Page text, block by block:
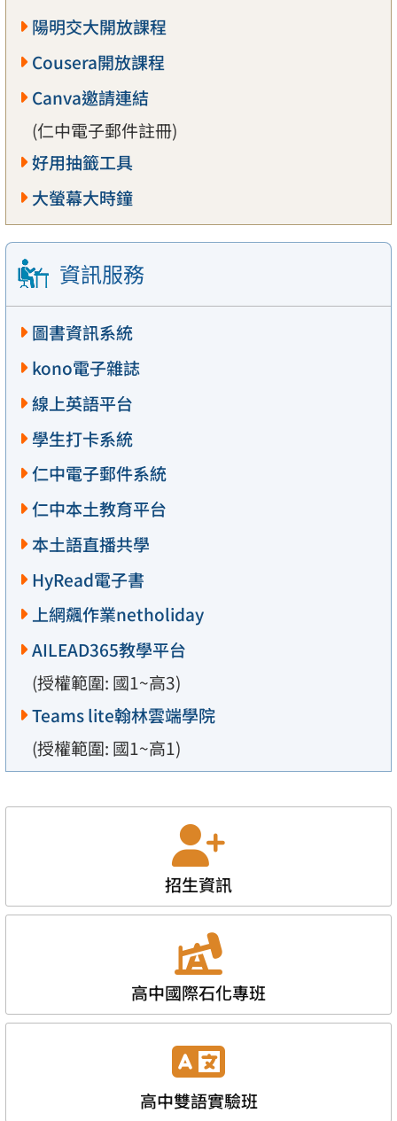
陽明交大開放課程
Cousera開放課程
Canva邀請連結
(仁中電子郵件註冊)
好用抽籤工具
大螢幕大時鐘
資訊服務
圖書資訊系統
kono電子雜誌
線上英語平台
學生打卡系統
仁中電子郵件系統
仁中本土教育平台
本土語直播共學
HyRead電子書
上網飆作業netholiday
AILEAD365教學平台
(授權範圍: 國1~高3)
Teams lite翰林雲端學院
(授權範圍: 國1~高1)
招生資訊
高中國際石化專班
高中雙語實驗班